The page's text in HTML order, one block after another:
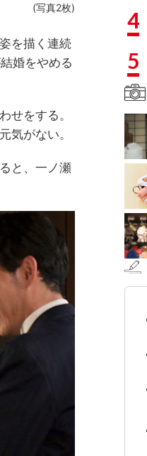
(写真2枚)
を描く連続
婚をやめる
せをする。
気がない。
と、一ノ瀬
4
5